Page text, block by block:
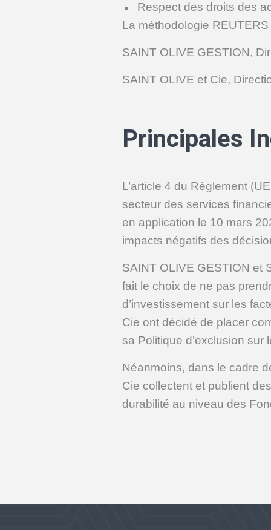
Respect des droits des
La méthodologie
SAINT OLIVE GESTION,
SAINT OLIVE et Cie,
Principales
L’article 4 du Règlement
secteur des services
en application le 10 mars
impacts négatifs des
SAINT OLIVE GESTION et
fait le choix de ne pas
d’investissement sur les
Cie ont décidé de placer
sa Politique d’exclusion sur
Néanmoins, dans le cadre
Cie collectent et publient
durabilité au niveau des